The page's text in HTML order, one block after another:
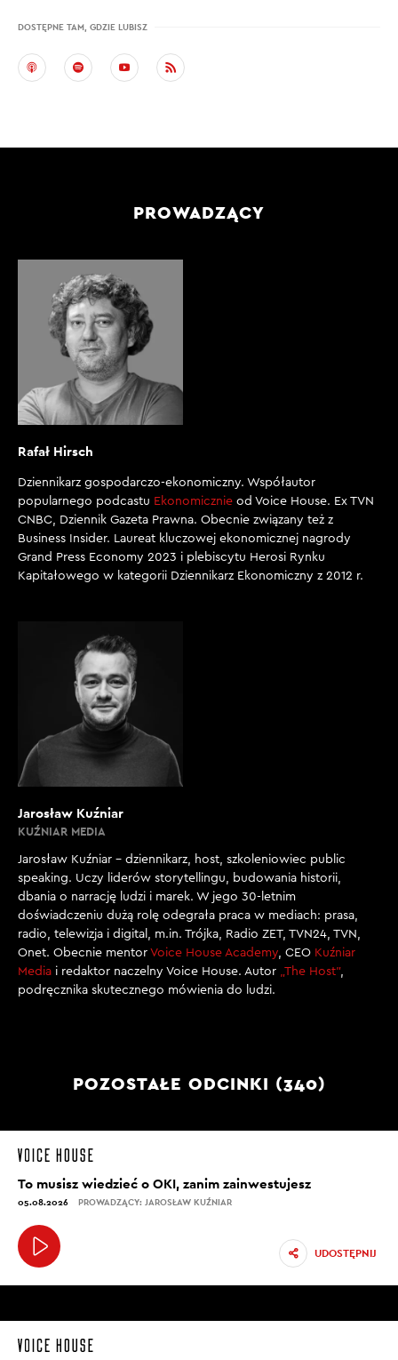
DOSTĘPNE TAM, GDZIE LUBISZ
PROWADZĄCY
Rafał Hirsch
Dziennikarz gospodarczo-ekonomiczny. Współautor
popularnego podcastu Ekonomicznie od Voice House. Ex TVN
CNBC, Dziennik Gazeta Prawna. Obecnie związany też z
Business Insider. Laureat kluczowej ekonomicznej nagrody
Grand Press Economy 2023 i plebiscytu Herosi Rynku
Kapitałowego w kategorii Dziennikarz Ekonomiczny z 2012 r.
Jarosław Kuźniar
KUŹNIAR MEDIA
Jarosław Kuźniar – dziennikarz, host, szkoleniowiec public
speaking. Uczy liderów storytellingu, budowania historii,
dbania o narrację ludzi i marek. W jego 30-letnim
doświadczeniu dużą rolę odegrała praca w mediach: prasa,
radio, telewizja i digital, m.in. Trójka, Radio ZET, TVN24, TVN,
Onet. Obecnie mentor Voice House Academy, CEO Kuźniar
Media i redaktor naczelny Voice House. Autor „The Host”,
podręcznika skutecznego mówienia do ludzi.
POZOSTAŁE ODCINKI (340)
To musisz wiedzieć o OKI, zanim zainwestujesz
05.08.2026 PROWADZĄCY: JAROSŁAW KUŹNIAR
UDOSTĘPNIJ